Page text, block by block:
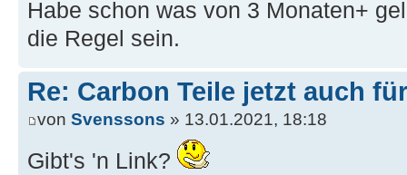
Habe schon was von 3 Monaten+
die Regel sein.
Re: Carbon Teile jetzt auch
von Svenssons » 13.01.2021, 18:18
Gibt's 'n Link?